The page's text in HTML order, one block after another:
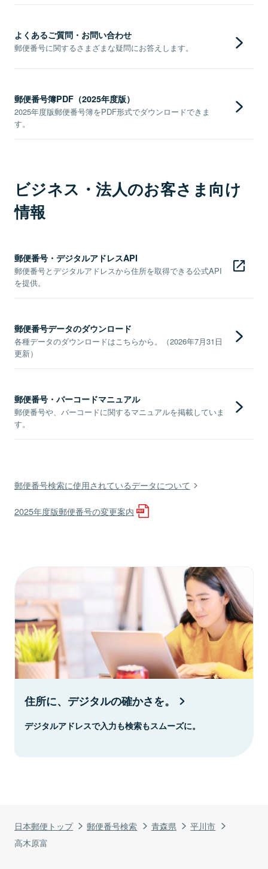
日本郵便トップ 郵便番号検索 青森県
平川市
高木原富
よくあるご質問・お問い合わせ
郵便番号に関するさまざまな疑問にお答えします。
郵便番号簿PDF（2025年度版）
2025年度版郵便番号簿をPDF形式でダウンロードできま
す。
ビジネス・法人のお客さま向け
情報
郵便番号・デジタルアドレスAPI
郵便番号とデジタルアドレスから住所を取得できる公式API
を提供。
郵便番号データのダウンロード
各種データのダウンロードはこちらから。（2026年7月31日
更新）
郵便番号・バーコードマニュアル
郵便番号や、バーコードに関するマニュアルを掲載していま
す。
郵便番号検索に使用されているデータについて
2025年度版郵便番号の変更案内
住所に、デジタルの確かさを。
デジタルアドレスで入力も検索もスムーズに。